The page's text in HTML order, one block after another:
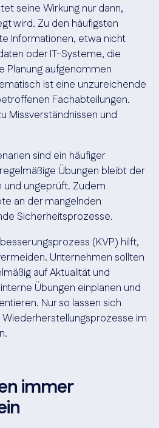
seine Wirkung nur dann,
wird. Zu den häufigsten
Informationen, etwa nicht
oder IT-Systeme, die
Planung aufgenommen
ist eine unzureichende
Fachabteilungen.
Missverständnissen und
sind ein häufiger
Übungen bleibt der
ungeprüft. Zudem
an der mangelnden
Sicherheitsprozesse.
(KVP) hilft,
Unternehmen sollten
auf Aktualität und
Übungen einplanen und
Nur so lassen sich
Wiederherstellungsprozesse im
immer